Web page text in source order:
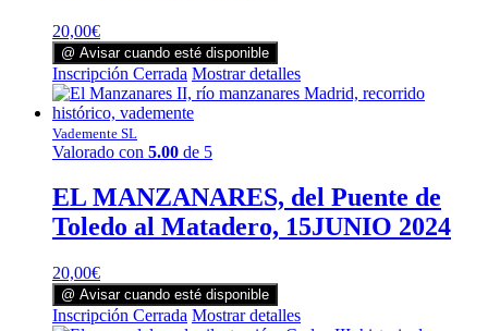
20,00€
@ Avisar cuando esté disponible
Inscripción Cerrada Mostrar detalles
Vademente SL
Valorado con 5.00 de 5
EL MANZANARES, del Puente de
Toledo al Matadero, 15JUNIO 2024
20,00€
@ Avisar cuando esté disponible
Inscripción Cerrada Mostrar detalles